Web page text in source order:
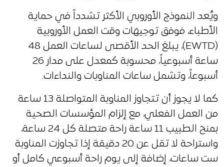
ويُعد النموذج الأوروبي الأكثر تشدداً في حماية
الأطباء، فوفق توجيهات وقت العمل الأوروبية
(EWTD)، يبلغ الحد الأقصى لساعات العمل 48
ساعة أسبوعياً، محسوبة كمعدل على مدار 26
أسبوعاً، وتشمل ساعات المناوبات والنداءات.
كما لا يجوز أن تتجاوز المناوبة المتواصلة 13 ساعة
من العمل الفعلي، مع إلزام المؤسسات الصحية
بمنح الطبيب 11 ساعة راحة متصلة كل 24 ساعة،
واستراحة لا تقل عن 20 دقيقة إذا تجاوزت المناوبة
ست ساعات، إضافة إلى يوم راحة أسبوعي كامل أو